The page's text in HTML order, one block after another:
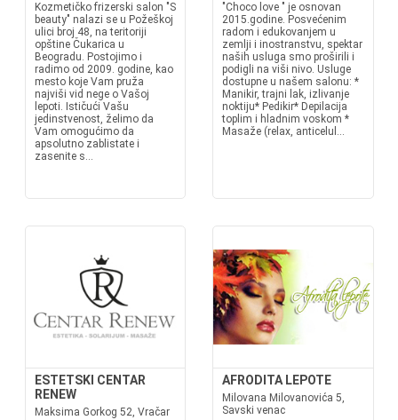
Kozmetičko frizerski salon "S
beauty" nalazi se u Požeškoj
ulici broj 48, na teritoriji
opštine Čukarica u
Beogradu. Postojimo i
radimo od 2009. godine, kao
mesto koje Vam pruža
najviši vid nege o Vašoj
lepoti. Ističući Vašu
jedinstvenost, želimo da
Vam omogućimo da
apsolutno zablistate i
zasenite s...
"Choco love " je osnovan
2015.godine. Posvećenim
radom i edukovanjem u
zemlji i inostranstvu, spektar
naših usluga smo proširili i
podigli na viši nivo. Usluge
dostupne u našem salonu: *
Manikir, trajni lak, izlivanje
noktiju* Pedikir* Depilacija
toplim i hladnim voskom *
Masaže (relax, anticelul...
ESTETSKI CENTAR
RENEW
Maksima Gorkog 52, Vračar
AFRODITA LEPOTE
Milovana Milovanovića 5,
Savski venac